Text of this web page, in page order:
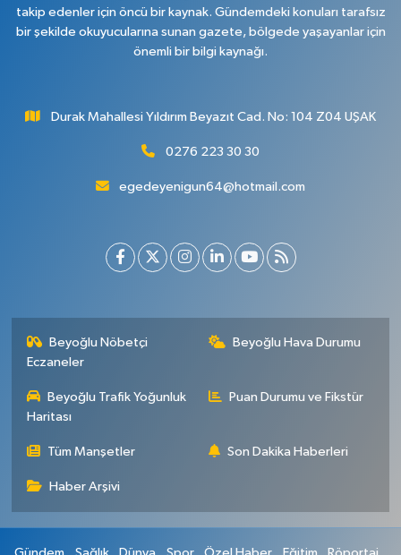
takip edenler için öncü bir kaynak. Gündemdeki konuları tarafsız
bir şekilde okuyucularına sunan gazete, bölgede yaşayanlar için
önemli bir bilgi kaynağı.
Durak Mahallesi Yıldırım Beyazıt Cad. No: 104 Z04 UŞAK
0276 223 30 30
egedeyenigun64@hotmail.com
Beyoğlu Nöbetçi
Eczaneler
Beyoğlu Hava Durumu
Beyoğlu Trafik Yoğunluk
Haritası
Puan Durumu ve Fikstür
Tüm Manşetler Son Dakika Haberleri
Haber Arşivi